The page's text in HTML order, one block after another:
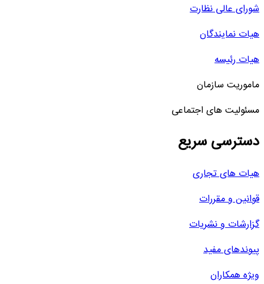
شورای عالی نظارت
هیات نمایندگان
هیات رئیسه
ماموریت سازمان
مسئولیت های اجتماعی
دسترسی سریع
هیات های تجاری
قوانین و مقررات
گزارشات و نشریات
پیوندهای مفید
ویژه همکاران